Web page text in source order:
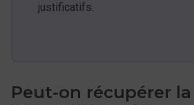
justificatifs.
Peut-on récupérer